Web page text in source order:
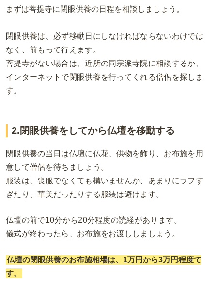
まずは菩提寺に閉眼供養の日程を相談しましょう。
閉眼供養は、必ず移動日にしなければならないわけでは
なく、前もって行えます。
菩提寺がない場合は、近所の同宗派寺院に相談するか、
インターネットで閉眼供養を行ってくれる僧侶を探しま
す。
2.閉眼供養をしてから仏壇を移動する
閉眼供養の当日は仏壇に仏花、供物を飾り、お布施を用
意して僧侶を待ちましょう。
服装は、喪服でなくても構いませんが、あまりにラフす
ぎたり、華美だったりする服装は避けます。
仏壇の前で10分から20分程度の読経があります。
儀式が終わったら、お布施をお渡ししましょう。
仏壇の閉眼供養のお布施相場は、1万円から3万円程度で
す。